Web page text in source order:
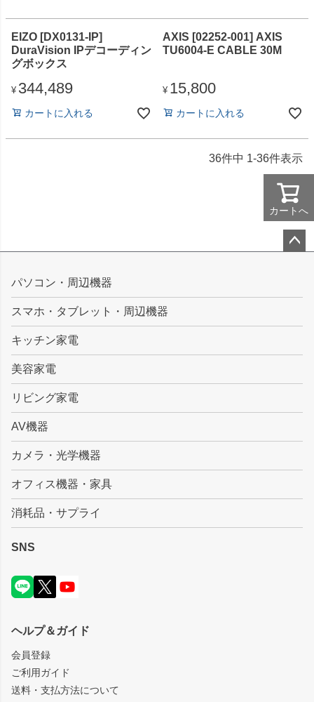
EIZO [DX0131-IP]
DuraVision IPデコーディン
グボックス
¥ 344,489
カートに入れる
AXIS [02252-001] AXIS
TU6004-E CABLE 30M
¥ 15,800
カートに入れる
36件中 1-36件表示
カートへ
ップ
パソコン・周辺機器
スマホ・タブレット・周辺機器
キッチン家電
美容家電
リビング家電
AV機器
カメラ・光学機器
オフィス機器・家具
消耗品・サプライ
SNS
ヘルプ＆ガイド
会員登録
ご利用ガイド
送料・支払方法について